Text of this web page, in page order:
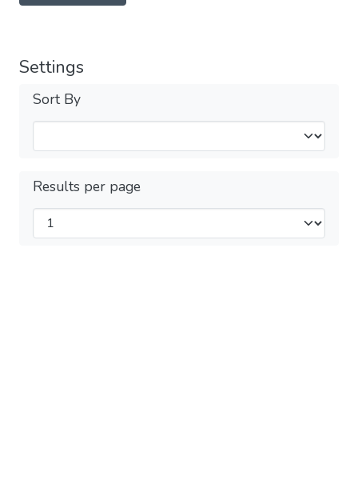
Settings
Sort By
Results per page